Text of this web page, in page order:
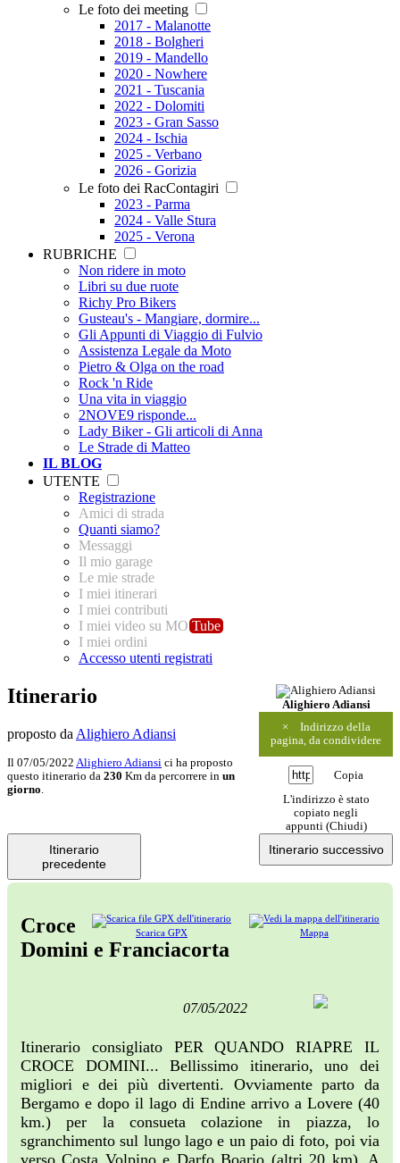
Le foto dei meeting
2017 - Malanotte
2018 - Bolgheri
2019 - Mandello
2020 - Nowhere
2021 - Tuscania
2022 - Dolomiti
2023 - Gran Sasso
2024 - Ischia
2025 - Verbano
2026 - Gorizia
Le foto dei RacContagiri
2023 - Parma
2024 - Valle Stura
2025 - Verona
RUBRICHE
Non ridere in moto
Libri su due ruote
Richy Pro Bikers
Gusteau's - Mangiare, dormire...
Gli Appunti di Viaggio di Fulvio
Assistenza Legale da Moto
Pietro & Olga on the road
Rock 'n Ride
Una vita in viaggio
2NOVE9 risponde...
Lady Biker - Gli articoli di Anna
Le Strade di Matteo
IL BLOG
UTENTE
Registrazione
Amici di strada
Quanti siamo?
Messaggi
Il mio garage
Le mie strade
I miei itinerari
I miei contributi
I miei video su MO Tube
I miei ordini
Accesso utenti registrati
Alighiero Adiansi
×
Indirizzo della
pagina, da condividere
Copia
L'indirizzo è stato
copiato negli
appunti (Chiudi)
Itinerario
proposto da Alighiero Adiansi
Il 07/05/2022 Alighiero Adiansi ci ha proposto
questo itinerario da 230 Km da percorrere in un
giorno.
Itinerario
precedente
Itinerario successivo
Mappa
Scarica GPX
Croce
Domini e Franciacorta
07/05/2022
Itinerario consigliato PER QUANDO RIAPRE IL
CROCE DOMINI... Bellissimo itinerario, uno dei
migliori e dei più divertenti. Ovviamente parto da
Bergamo e dopo il lago di Endine arrivo a Lovere (40
km.) per la consueta colazione in piazza, lo
sgranchimento sul lungo lago e un paio di foto, poi via